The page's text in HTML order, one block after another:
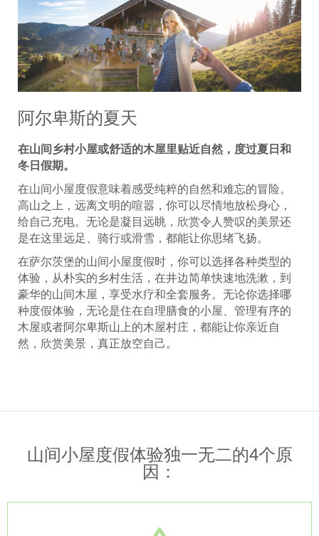
阿尔卑斯的夏天
在山间乡村小屋或舒适的木屋里贴近自然，度过夏日和
冬日假期。
在山间小屋度假意味着感受纯粹的自然和难忘的冒险。
高山之上，远离文明的喧嚣，你可以尽情地放松身心，
给自己充电。无论是凝目远眺，欣赏令人赞叹的美景还
是在这里远足、骑行或滑雪，都能让你思绪飞扬。
在萨尔茨堡的山间小屋度假时，你可以选择各种类型的
体验，从朴实的乡村生活，在井边简单快速地洗漱，到
豪华的山间木屋，享受水疗和全套服务。无论你选择哪
种度假体验，无论是住在自理膳食的小屋、管理有序的
木屋或者阿尔卑斯山上的木屋村庄，都能让你亲近自
然，欣赏美景，真正放空自己。
山间小屋度假体验独一无二的4个原
因：